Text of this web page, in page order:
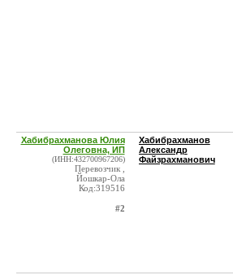
Хабибрахманова Юлия
Олеговна, ИП
(ИНН:432700967206)
Перевозчик ,
Йошкар-Ола
Код:319516
#2
Хабибрахманов
Александр
Файзрахманович